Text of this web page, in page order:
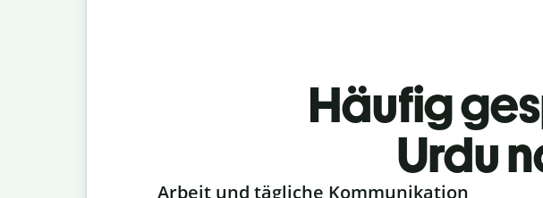
Häufig
Urdu
Slide 1 of 6
Arbeit und tägliche Kommunikation